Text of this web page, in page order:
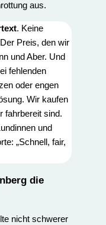
aus.
. Keine
Preis, den wir
und Aber. Und
fehlenden
oder engen
Wir kaufen
fahrbereit sind.
und
„Schnell, fair,
die
nicht schwerer